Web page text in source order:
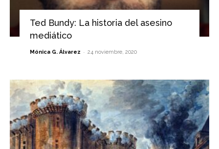
Ted Bundy: La historia del asesino
mediático
Mónica G. Álvarez - 24 noviembre, 2020